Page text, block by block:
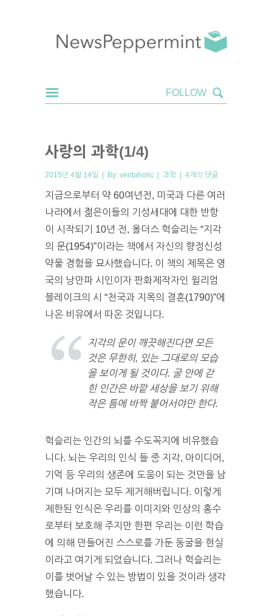
사랑의 과학(1/4)
2015년 4월 14일 | By: veritaholic | 과학 | 4개의 댓글
지금으로부터 약 60여년전, 미국과 다른 여러
나라에서 젊은이들의 기성세대에 대한 반항
이 시작되기 10년 전, 올더스 헉슬리는 “지각
의 문(1954)”이라는 책에서 자신의 향정신성
약물 경험을 묘사했습니다. 이 책의 제목은 영
국의 낭만파 시인이자 판화제작자인 윌리엄
블레이크의 시 “천국과 지옥의 결혼(1790)”에
나온 비유에서 따온 것입니다.
지각의 문이 깨끗해진다면 모든
것은 무한히, 있는 그대로의 모습
을 보이게 될 것이다. 굴 안에 갇
힌 인간은 바깥 세상을 보기 위해
작은 틈에 바짝 붙어서야만 한다.
헉슬리는 인간의 뇌를 수도꼭지에 비유했습
니다. 뇌는 우리의 인식 들 중 지각, 아이디어,
기억 등 우리의 생존에 도움이 되는 것만을 남
기며 나머지는 모두 제거해버립니다. 이렇게
제한된 인식은 우리를 이미지와 인상의 홍수
로부터 보호해 주지만 한편 우리는 이런 학습
에 의해 만들어진 스스로를 가둔 동굴을 현실
이라고 여기게 되었습니다. 그러나 헉슬리는
이를 벗어날 수 있는 방법이 있을 것이라 생각
했습니다.